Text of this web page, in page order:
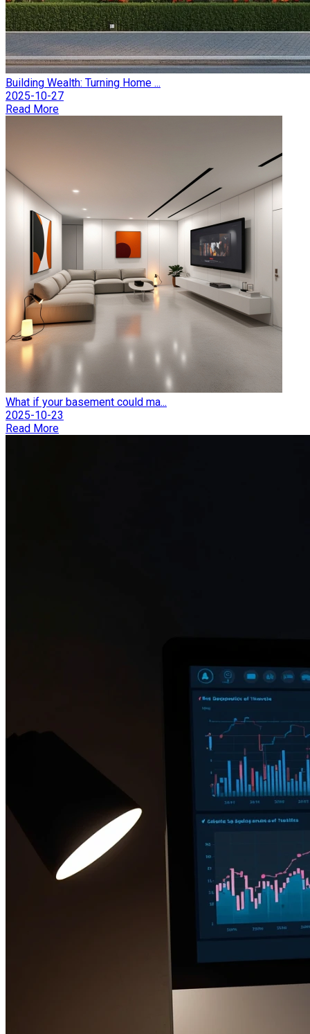
Building Wealth: Turning Home ...
2025-10-27
Read More
What if your basement could ma...
2025-10-23
Read More